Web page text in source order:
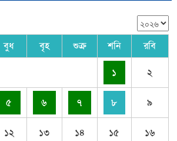
বুধ বৃহ শুক্র শনি রবি
১ ২
৫ ৬ ৭ ৮ ৯
১২ ১৩ ১৪ ১৫ ১৬